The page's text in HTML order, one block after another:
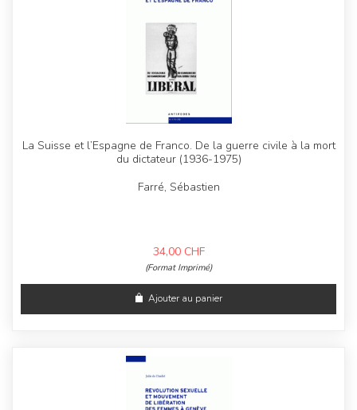
La Suisse et l’Espagne de Franco. De la guerre civile à la mort
du dictateur (1936-1975)
Farré, Sébastien
34,00 CHF
(Format Imprimé)
Ajouter au panier